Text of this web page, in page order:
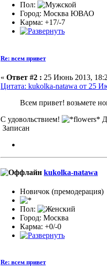
Пол:
Город: Москва ЮВАО
Карма: +17/-7
Re: всем привет
« Ответ #2 : 25 Июнь 2013,
Цитата: kukolka-natawa от 25
Всем привет! возьмете
С удовольствием!
Записан
kukolka-natawa
Новичок (премодерация)
Пол:
Город: Москва
Карма: +0/-0
Re: всем привет